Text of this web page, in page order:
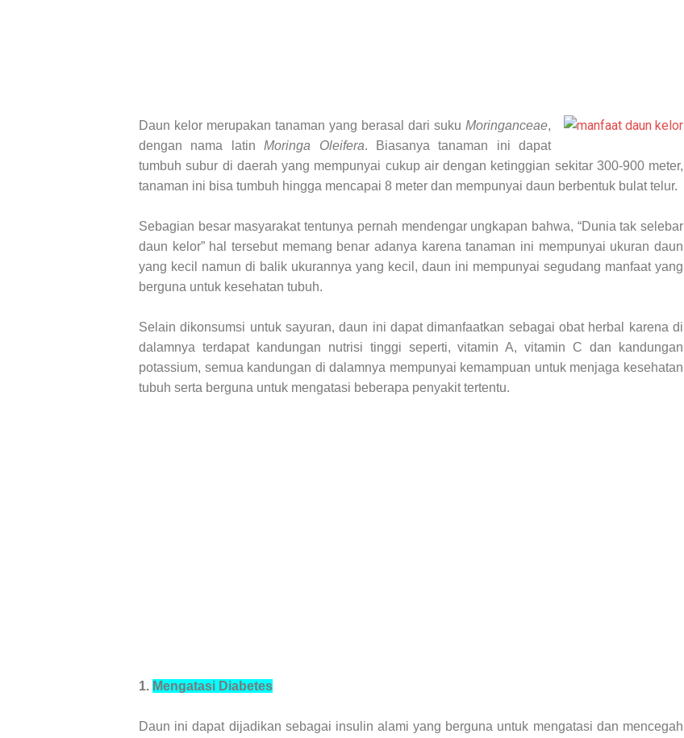
Daun kelor merupakan tanaman yang berasal dari suku Moringanceae,
dengan nama latin
Moringa Oleifera. Biasanya tanaman ini dapat
tumbuh subur di daerah yang mempunyai cukup air dengan ketinggian sekitar 300-900 meter,
tanaman ini bisa tumbuh hingga mencapai 8 meter dan mempunyai daun berbentuk bulat telur.
Sebagian besar masyarakat tentunya pernah mendengar ungkapan bahwa, “Dunia tak selebar
daun kelor” hal tersebut memang benar adanya karena tanaman ini mempunyai ukuran daun
yang kecil namun di balik ukurannya yang kecil, daun ini mempunyai segudang manfaat yang
berguna untuk kesehatan tubuh.
Selain dikonsumsi untuk sayuran, daun ini dapat dimanfaatkan sebagai obat herbal karena di
dalamnya terdapat kandungan nutrisi tinggi seperti, vitamin A, vitamin C dan kandungan
potassium, semua kandungan di dalamnya mempunyai kemampuan untuk menjaga kesehatan
tubuh serta berguna untuk mengatasi beberapa penyakit tertentu.
1. Mengatasi Diabetes
Daun ini dapat dijadikan sebagai insulin alami yang berguna untuk mengatasi dan mencegah